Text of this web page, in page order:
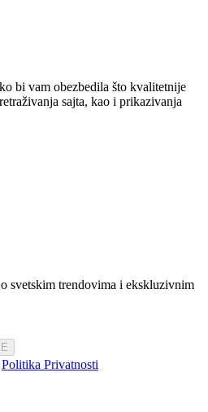
bi vam obezbedila što kvalitetnije
sajta, kao i prikazivanja
svetskim trendovima i ekskluzivnim
Politika Privatnosti